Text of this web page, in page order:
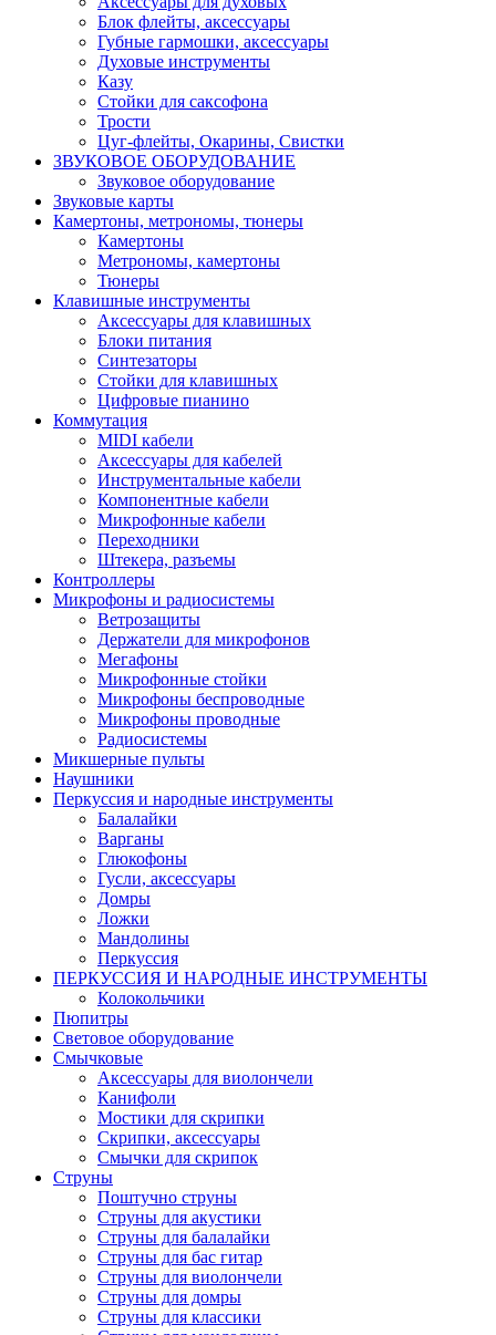
Блок флейты, аксессуары
Губные гармошки, аксессуары
Духовые инструменты
Казу
Стойки для саксофона
Трости
Цуг-флейты, Окарины, Свистки
ЗВУКОВОЕ ОБОРУДОВАНИЕ
Звуковое оборудование
Звуковые карты
Камертоны, метрономы, тюнеры
Камертоны
Метрономы, камертоны
Тюнеры
Клавишные инструменты
Аксессуары для клавишных
Блоки питания
Синтезаторы
Стойки для клавишных
Цифровые пианино
Коммутация
MIDI кабели
Аксессуары для кабелей
Инструментальные кабели
Компонентные кабели
Микрофонные кабели
Переходники
Штекера, разъемы
Контроллеры
Микрофоны и радиосистемы
Ветрозащиты
Держатели для микрофонов
Мегафоны
Микрофонные стойки
Микрофоны беспроводные
Микрофоны проводные
Радиосистемы
Микшерные пульты
Наушники
Перкуссия и народные инструменты
Балалайки
Варганы
Глюкофоны
Гусли, аксессуары
Домры
Ложки
Мандолины
Перкуссия
ПЕРКУССИЯ И НАРОДНЫЕ ИНСТРУМЕНТЫ
Колокольчики
Пюпитры
Световое оборудование
Смычковые
Аксессуары для виолончели
Канифоли
Мостики для скрипки
Скрипки, аксессуары
Смычки для скрипок
Струны
Поштучно струны
Струны для акустики
Струны для балалайки
Струны для бас гитар
Струны для виолончели
Струны для домры
Струны для классики